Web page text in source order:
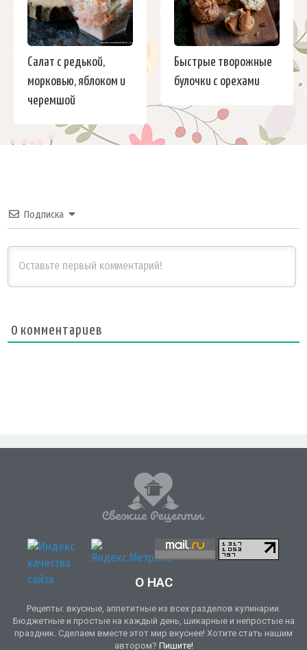
Салат с редькой,
морковью, яблоком и
черемшой
Быстрые творожные
булочки с орехами
Подписка
0 комментариев
О НАС
Рецепты: вкусные, аппетитные из всех разделов кулинарии.
Бюджетные и простые на каждый день, шикарные и непростые на
праздник. Сделаем вместе этот мир вкуснее! Хотите стать нашим
автором? Пишите!